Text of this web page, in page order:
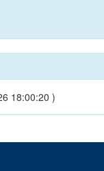
18:00:20 )